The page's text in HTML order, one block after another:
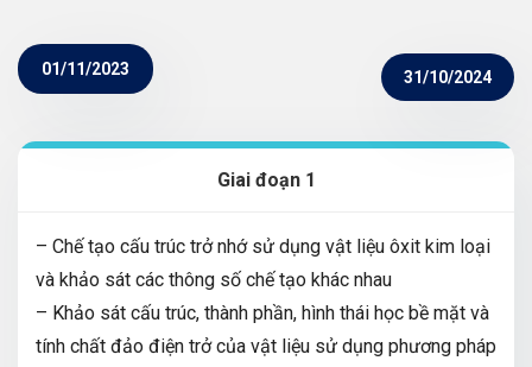
01/11/2023 31/10/2024
Giai đoạn 1
– Chế tạo cấu trúc trở nhớ sử dụng vật liệu ôxit kim loại
và khảo sát các thông số chế tạo khác nhau
– Khảo sát cấu trúc, thành phần, hình thái học bề mặt và
tính chất đảo điện trở của vật liệu sử dụng phương pháp